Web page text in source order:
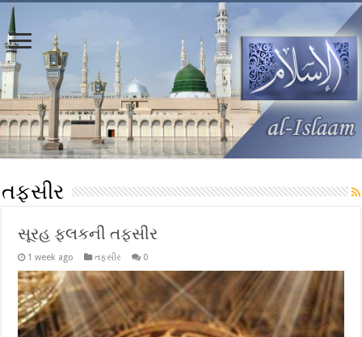
તફસીર
સૂરહ ફલકની તફસીર
1 week ago તફસીર 0